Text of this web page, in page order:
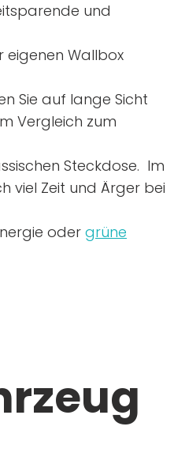
und
eigenen Wallbox
Sie auf lange Sicht
Vergleich zum
Steckdose. Im
viel Zeit und Ärger bei
oder grüne